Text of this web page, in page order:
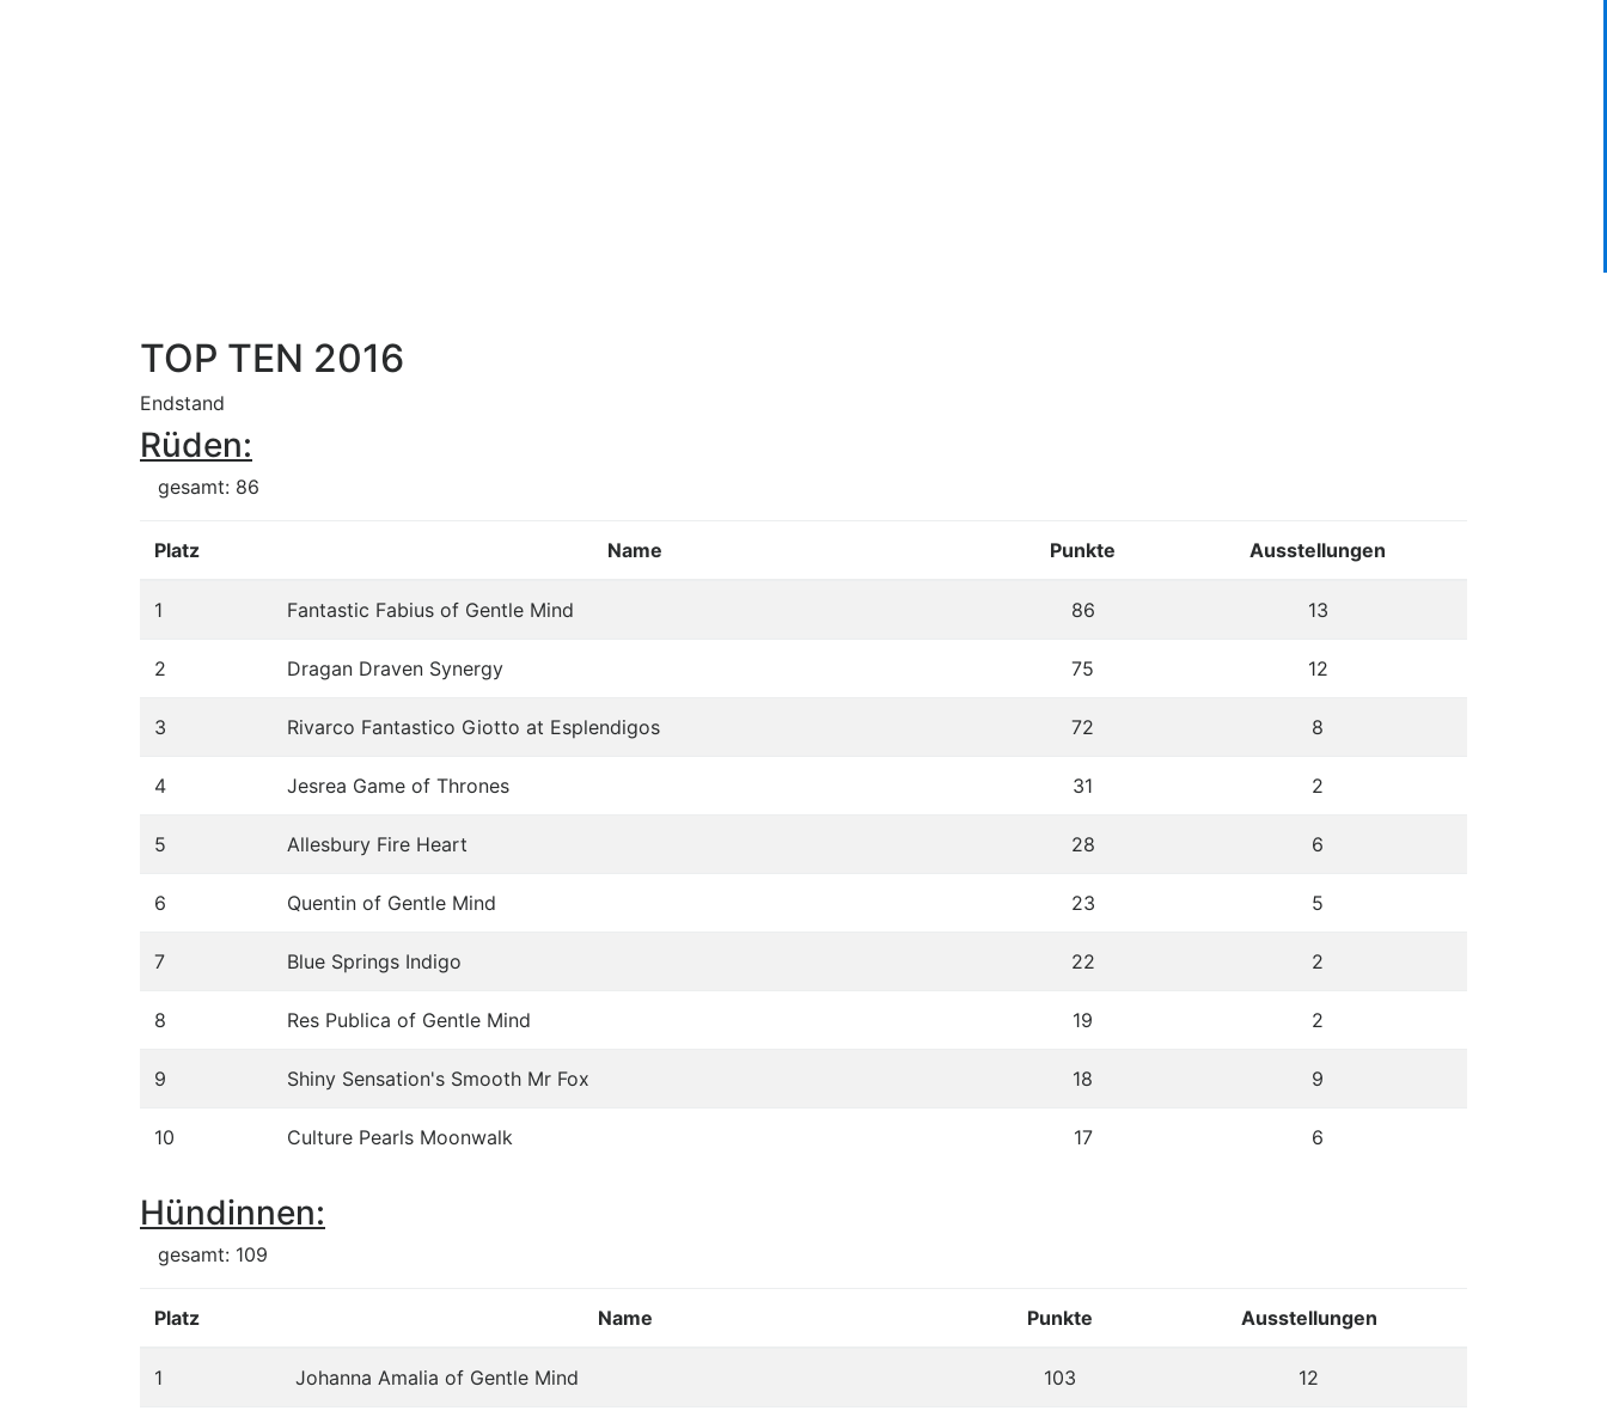
TOP TEN 2016
Endstand
Rüden:
gesamt: 86
Platz Name Punkte Ausstellungen
1 Fantastic Fabius of Gentle Mind 86 13
2 Dragan Draven Synergy 75 12
3 Rivarco Fantastico Giotto at Esplendigos 72 8
4 Jesrea Game of Thrones 31 2
5 Allesbury Fire Heart 28 6
6 Quentin of Gentle Mind 23 5
7 Blue Springs Indigo 22 2
8 Res Publica of Gentle Mind 19 2
9 Shiny Sensation's Smooth Mr Fox 18 9
10 Culture Pearls Moonwalk 17 6
Hündinnen:
gesamt: 109
Platz Name Punkte Ausstellungen
1 Johanna Amalia of Gentle Mind 103 12